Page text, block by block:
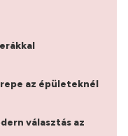
az épületeknél
választás az